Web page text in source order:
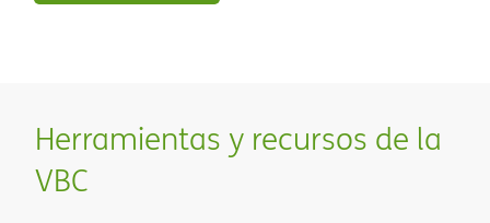
Herramientas y recursos de la
VBC​​